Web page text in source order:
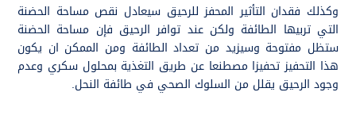
وكذلك فقدان التأثير المحفز للرحيق سيعادل نقص مساحة الحضنة
التي تربيها الطائفة ولكن عند توافر الرحيق فإن مساحة الحضنة
ستظل مفتوحة وسيزيد من تعداد الطائفة ومن الممكن ان يكون
هذا التحفيز تحفيزا مصطنعا عن طريق التغذية بمحلول سكري وعدم
وجود الرحيق يقلل من السلوك الصحي في طائفة النحل.